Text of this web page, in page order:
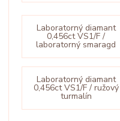
Laboratorný diamant
0,456ct VS1/F /
laboratorný smaragd
Laboratorný diamant
0,456ct VS1/F / ružový
turmalín